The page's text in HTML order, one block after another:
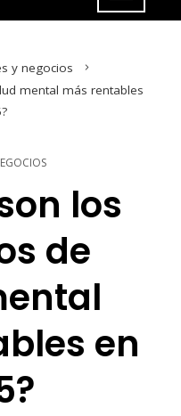
y negocios
mental más rentables
los
de
en